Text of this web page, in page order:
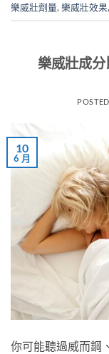
樂威壯劑量,樂威壯效果,
樂威壯成
10
6 月
你可能聽過威而鋼